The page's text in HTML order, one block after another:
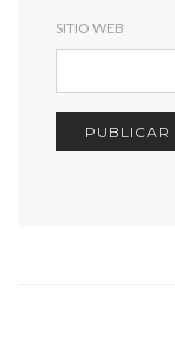
SITIO WEB